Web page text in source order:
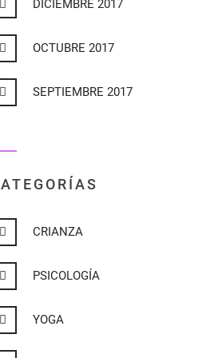
DICIEMBRE 2017
OCTUBRE 2017
SEPTIEMBRE 2017
CRIANZA
PSICOLOGÍA
YOGA